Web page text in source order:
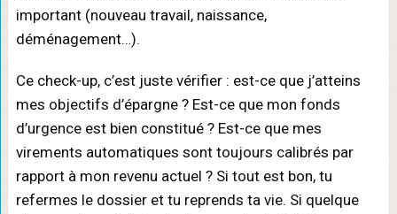
important (nouveau travail, naissance,
déménagement…).
Ce check-up, c’est juste vérifier : est-ce que j’atteins
mes objectifs d’épargne ? Est-ce que mon fonds
d’urgence est bien constitué ? Est-ce que mes
virements automatiques sont toujours calibrés par
rapport à mon revenu actuel ? Si tout est bon, tu
refermes le dossier et tu reprends ta vie. Si quelque